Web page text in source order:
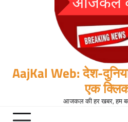
AajKal Web: देश-
एक
आजकल की हर खबर, हम